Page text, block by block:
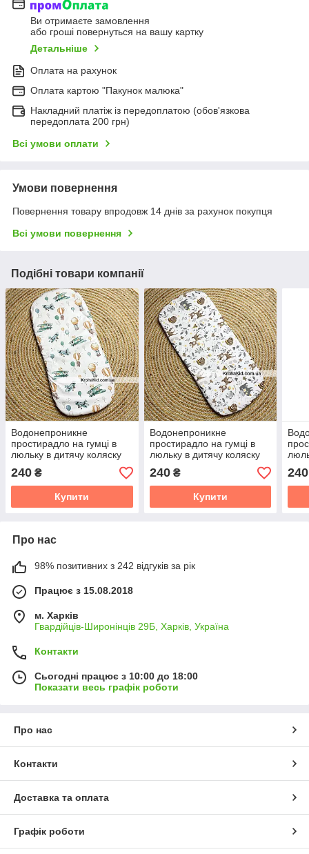
Ви отримаєте замовлення
або гроші повернуться на вашу картку
Детальніше
Оплата на рахунок
Оплата картою "Пакунок малюка"
Накладний платіж із передоплатою (обов'язкова
передоплата 200 грн)
Всі умови оплати
Умови повернення
Повернення товару впродовж 14 днів за рахунок покупця
Всі умови повернення
Подібні товари компанії
Водонепроникне
простирадло на гумці в
люльку в дитячу коляску
240 ₴
Купити
Водонепроникне
простирадло на гумці в
люльку в дитячу коляску
240₴
Купити
240
Про нас
98% позитивних з 242 відгуків за рік
Працює з 15.08.2018
м. Харків
Гвардійців-Широнінців 29Б, Харків, Україна
Контакти
Сьогодні працює з 10:00 до 18:00
Показати весь графік роботи
Про нас
Контакти
Доставка та оплата
Графік роботи